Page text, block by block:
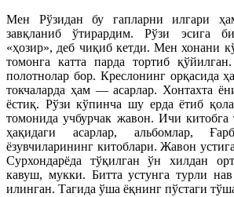
Мен Рўзидан бу гапларни илгари
завқланиб ўтирардим. Рўзи эсига
«ҳозир», деб чиқиб кетди. Мен хонани
томонга катта парда тортиб
полотнолар бор. Креслонинг орқасида
токчаларда ҳам — асарлар. Хонтахта
ёстиқ. Рўзи кўпинча шу ерда ётиб
томонида учбурчак жавон. Ичи китобга
ҳақидаги асарлар, альбомлар,
ёзувчиларининг китоблари. Жавон
Сурхондарёда тўқилган ўн хилдан
кавуш, мукки. Битта устунга турли
илинган. Тагида ўша ёқнинг пўстаги